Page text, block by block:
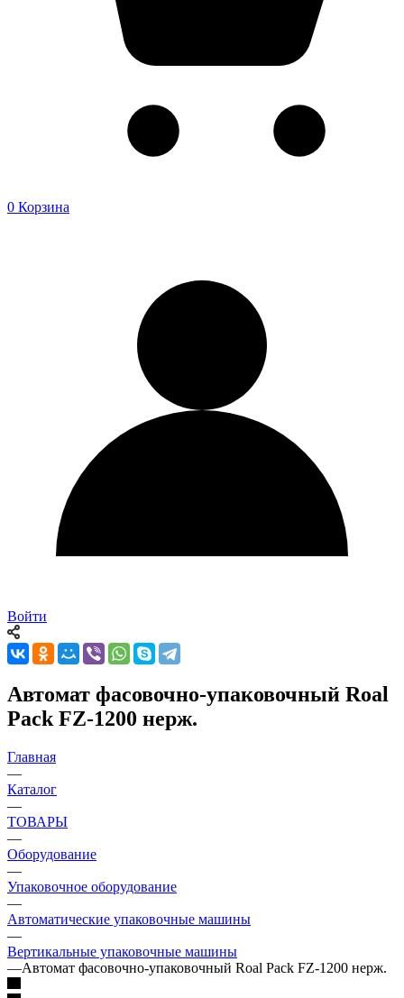
0 Корзина
Войти
Автомат фасовочно-упаковочный Roal
Pack FZ-1200 нерж.
Главная
—
Каталог
—
ТОВАРЫ
—
Оборудование
—
Упаковочное оборудование
—
Автоматические упаковочные машины
—
Вертикальные упаковочные машины
—Автомат фасовочно-упаковочный Roal Pack FZ-1200 нерж.